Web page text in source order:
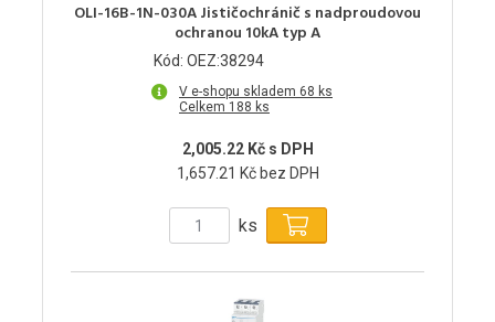
OLI-16B-1N-030A Jističochránič s nadproudovou
ochranou 10kA typ A
Kód: OEZ:38294
V e-shopu skladem 68 ks
Celkem 188 ks
2,005.22 Kč s DPH
1,657.21 Kč bez DPH
ks